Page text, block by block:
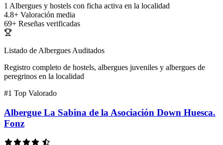
1 Albergues y hostels con ficha activa en la localidad
4.8+ Valoración media
69+ Reseñas verificadas
Listado de Albergues Auditados
Registro completo de hostels, albergues juveniles y albergues de
peregrinos en la localidad
#1 Top Valorado
Albergue La Sabina de la Asociación Down Huesca.
Fonz